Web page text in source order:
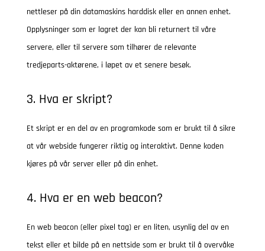
nettleser på din datamaskins harddisk eller en annen enhet.
Opplysninger som er lagret der kan bli returnert til våre
servere, eller til servere som tilhører de relevante
tredjeparts-aktørene, i løpet av et senere besøk.
3. Hva er skript?
Et skript er en del av en programkode som er brukt til å sikre
at vår webside fungerer riktig og interaktivt. Denne koden
kjøres på vår server eller på din enhet.
4. Hva er en web beacon?
En web beacon (eller pixel tag) er en liten, usynlig del av en
tekst eller et bilde på en nettside som er brukt til å overvåke